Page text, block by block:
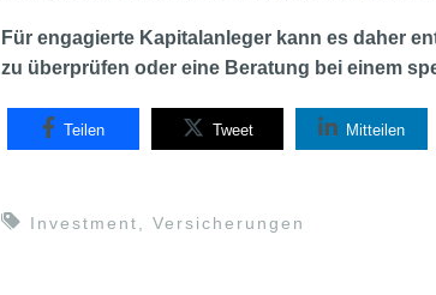
Für engagierte Kapitalanleger kann es daher
zu überprüfen oder eine Beratung bei einem
Teilen Tweet Mitteilen
Investment Versicherungen